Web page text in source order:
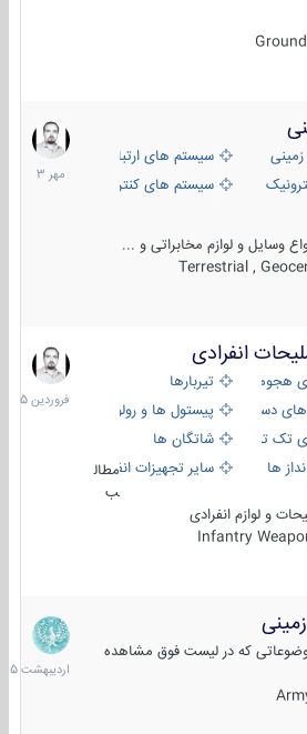
سیستم های ارتباطی و جمع آوری
سیستم های کنترل آتش و تجهیزات
وسایل و لوازم مخابراتی و ...
Terrestrial ,
1
مهر
1403
انفرادی
تیربارها
دستی
پیستول ها و رولورها
تیر اندازیشاتگان ها
ها
سایر تجهیزات انفرادی
مطال
ب
و لوازم انفرادی
Infantry
17
فروردین
1405
که در لیست فوق مشاهده
27
1405